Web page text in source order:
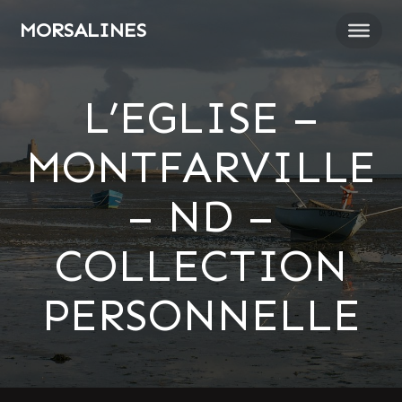
MORSALINES
L’EGLISE –
MONTFARVILLE
– ND –
COLLECTION
PERSONNELLE